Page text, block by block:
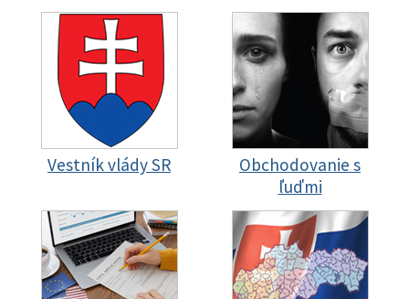
Vestník vlády SR
Obchodovanie s
ľuďmi